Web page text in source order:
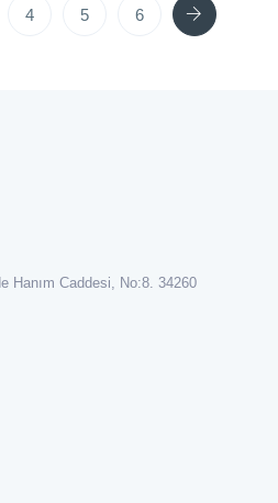
4 5 6 Next
Hanım Caddesi, No:8. 34260